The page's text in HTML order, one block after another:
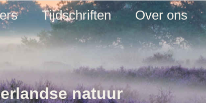
Tijdschriften Over ons
natuur